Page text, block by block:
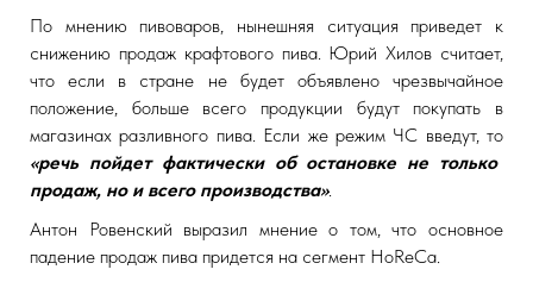
По мнению пивоваров, нынешняя ситуация приведет к
снижению продаж крафтового пива. Юрий Хилов считает,
что если в стране не будет объявлено чрезвычайное
положение, больше всего продукции будут покупать в
магазинах разливного пива. Если же режим ЧС введут, то
«речь пойдет фактически об остановке не только
продаж, но и всего производства».
Антон Ровенский выразил мнение о том, что основное
падение продаж пива придется на сегмент HoReCa.